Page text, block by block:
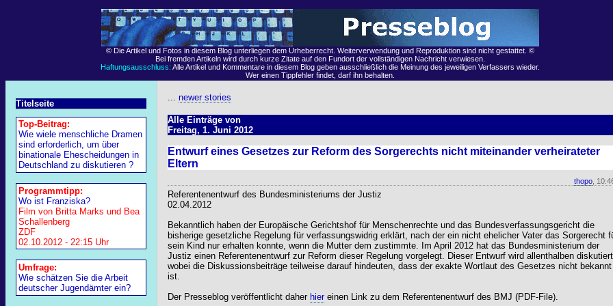
© Die Artikel und Fotos in diesem Blog unterliegen dem Urheberrecht. Weiterverwendung und Reproduktion sind nicht gestattet. ©
Bei fremden Artikeln wird durch kurze Zitate auf den Fundort der vollständigen Nachricht verwiesen.
Haftungsausschluss: Alle Artikel und Kommentare in diesem Blog geben ausschließlich die Meinung des jeweiligen Verfassers wieder.
Wer einen Tippfehler findet, darf ihn behalten.
Titelseite
Top-Beitrag:
Wie wiele menschliche Dramen
sind erforderlich, um über
binationale Ehescheidungen in
Deutschland zu diskutieren ?
Programmtipp:
Wo ist Franziska?
Film von Britta Marks und Bea
Schallenberg
ZDF
02.10.2012 - 22:15 Uhr
Umfrage:
Wie schätzen Sie die Arbeit
deutscher Jugendämter ein?
... newer stories
Alle Einträge von
Freitag, 1. Juni 2012
Entwurf eines Gesetzes zur Reform des Sorgerechts nicht miteinander verheirateter
Eltern
thopo,
Referentenentwurf des Bundesministeriums der Justiz
02.04.2012
Bekanntlich haben der Europäische Gerichtshof für Menschenrechte und das Bundesverfassungsgericht die
bisherige gesetzliche Regelung für verfassungswidrig erklärt, nach der ein nicht ehelicher Vater das Sorgerecht
sein Kind nur erhalten konnte, wenn die Mutter dem zustimmte. Im April 2012 hat das Bundesministerium der
Justiz einen Referentenentwurf zur Reform dieser Regelung vorgelegt. Dieser Entwurf wird allenthalben
wobei die Diskussionsbeiträge teilweise darauf hindeuten, dass der exakte Wortlaut des Gesetzes nicht bekannt
ist.
Der Presseblog veröffentlicht daher hiereinen Link zu dem Referentenentwurf des BMJ (PDF-File).